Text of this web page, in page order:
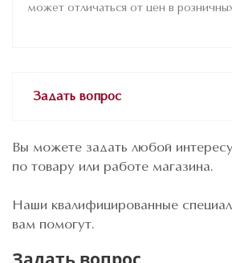
М1-ТР 1600x1300x4 ГОСТ 111-
поставках может достигать 2%.
может отличаться от цен в
Задать вопрос
Вы можете задать любой
по товару или работе магазина.
Наши квалифицированные
вам помогут.